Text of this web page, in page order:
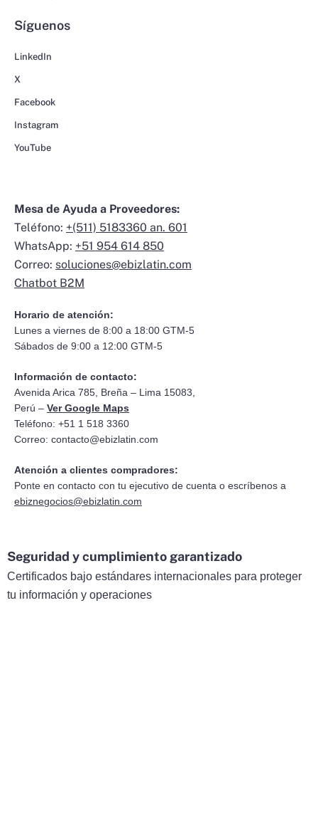
Síguenos
LinkedIn
X
Facebook
Instagram
YouTube
Mesa de Ayuda a Proveedores:
Teléfono: +(511) 5183360 an. 601
WhatsApp: +51 954 614 850
Correo: soluciones@ebizlatin.com
Chatbot B2M
Horario de atención:
Lunes a viernes de 8:00 a 18:00 GTM-5
Sábados de 9:00 a 12:00 GTM-5
Información de contacto:
Avenida Arica 785, Breña – Lima 15083,
Perú – Ver Google Maps
Teléfono: +51 1 518 3360
Correo: contacto@ebizlatin.com
Atención a clientes compradores:
Ponte en contacto con tu ejecutivo de cuenta o escríbenos a
ebiznegocios@ebizlatin.com
Seguridad y cumplimiento garantizado
Certificados bajo estándares internacionales para proteger
tu información y operaciones